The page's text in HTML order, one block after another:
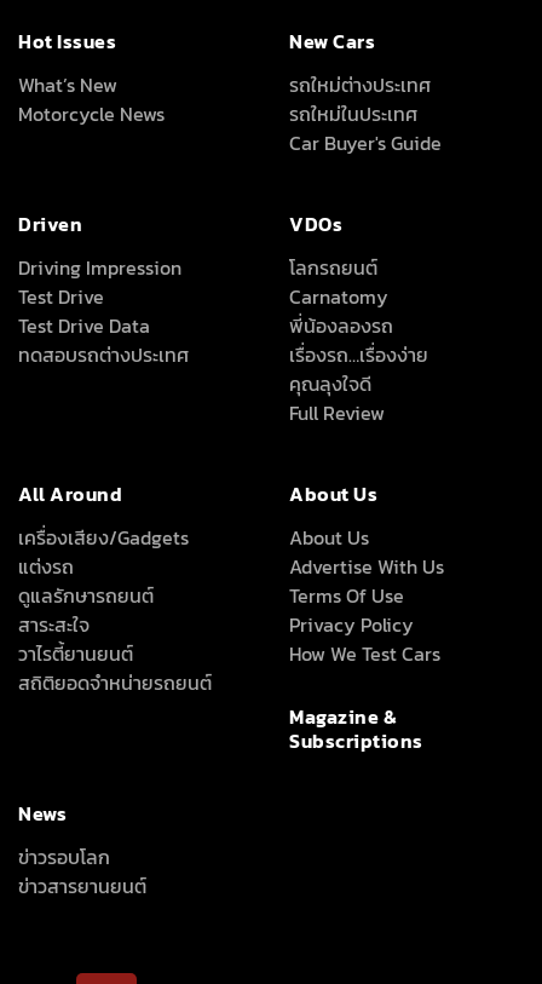
Hot Issues
What’s New
Motorcycle News
New Cars
รถใหม่ต่างประเทศ
รถใหม่ในประเทศ
Car Buyer's Guide
Driven
Driving Impression
Test Drive
Test Drive Data
ทดสอบรถต่างประเทศ
VDOs
โลกรถยนต์
Carnatomy
พี่น้องลองรถ
เรื่องรถ…เรื่องง่าย
คุณลุงใจดี
Full Review
All Around
เครื่องเสียง/Gadgets
แต่งรถ
ดูแลรักษารถยนต์
สาระสะใจ
วาไรตี้ยานยนต์
สถิติยอดจำหน่ายรถยนต์
About Us
About Us
Advertise With Us
Terms Of Use
Privacy Policy
How We Test Cars
Magazine &
Subscriptions
News
ข่าวรอบโลก
ข่าวสารยานยนต์